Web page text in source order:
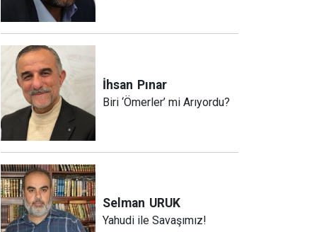
İhsan Pınar
Biri ‘Ömerler’ mi Arıyordu?
Selman URUK
Yahudi ile Savaşımız!